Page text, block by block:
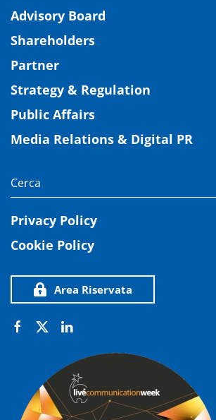
Advisory Board
Shareholders
Partner
Strategy & Regulation
Public Affairs
Media Relations & Digital PR
Privacy Policy
Cookie Policy
Area Riservata